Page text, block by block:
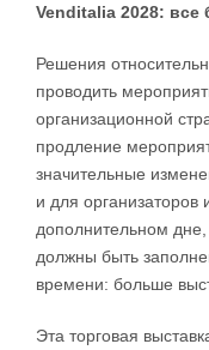
Venditalia 2028:
Решения
проводить
организационной
продление
значительные
и для организаторов
дополнительном
должны быть
времени: больше
Эта торговая